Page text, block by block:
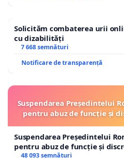
Solicităm combaterea urii
cu dizabilități
7 668 semnături
Notificare de transparență
Suspendarea Președintelui
pentru abuz de funcție și
Suspendarea Președintelui
pentru abuz de funcție și
48 093 semnături